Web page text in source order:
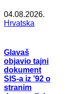
04.08.2026.
Hrvatska
Glavaš
objavio tajni
dokument
SIS-a iz ’92 o
stranim